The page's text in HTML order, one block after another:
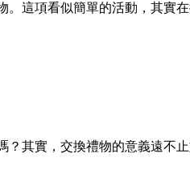
這項看似簡單的活動，其
其實，交換禮物的意義遠不